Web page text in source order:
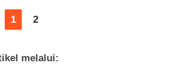
1 2
melalui: